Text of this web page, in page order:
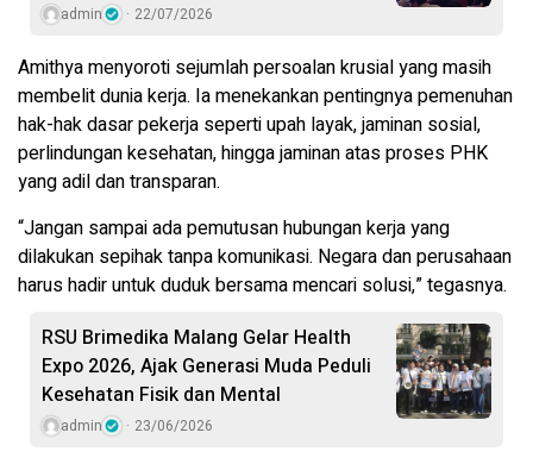
admin 22/07/2026
Amithya menyoroti sejumlah persoalan krusial yang masih
membelit dunia kerja. Ia menekankan pentingnya pemenuhan
hak-hak dasar pekerja seperti upah layak, jaminan sosial,
perlindungan kesehatan, hingga jaminan atas proses PHK
yang adil dan transparan.
“Jangan sampai ada pemutusan hubungan kerja yang
dilakukan sepihak tanpa komunikasi. Negara dan perusahaan
harus hadir untuk duduk bersama mencari solusi,” tegasnya.
RSU Brimedika Malang Gelar Health
Expo 2026, Ajak Generasi Muda Peduli
Kesehatan Fisik dan Mental
admin 23/06/2026